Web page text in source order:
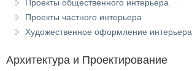
Проекты общественного интерьера
Проекты частного интерьера
Художественное оформление интерьера
Архитектура и Проектирование